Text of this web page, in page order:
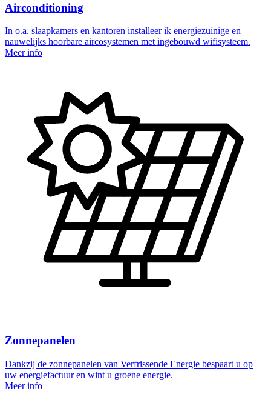
Airconditioning
In o.a. slaapkamers en kantoren installeer ik energiezuinige en
nauwelijks hoorbare aircosystemen met ingebouwd wifisysteem.
Meer info
Zonnepanelen
Dankzij de zonnepanelen van Verfrissende Energie bespaart u op
uw energiefactuur en wint u groene energie.
Meer info